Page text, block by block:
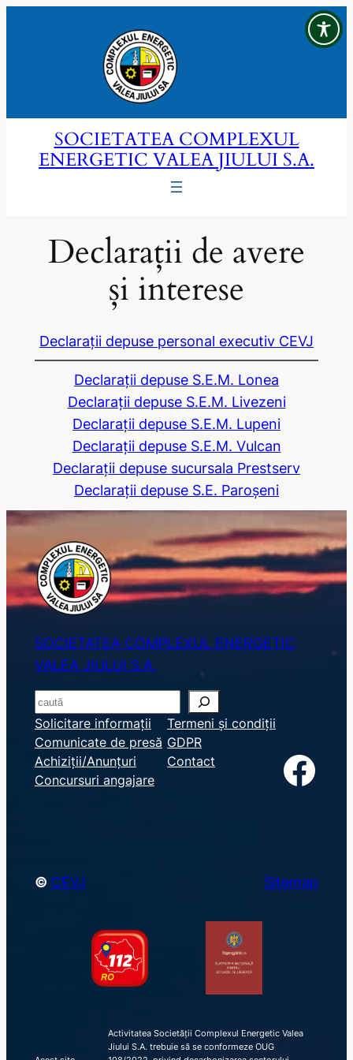
SOCIETATEA COMPLEXUL
ENERGETIC VALEA JIULUI S.A.
Declarații de avere
și interese
Declarații depuse personal executiv CEVJ
Declarații depuse S.E.M. Lonea
Declarații depuse S.E.M. Livezeni
Declarații depuse S.E.M. Lupeni
Declarații depuse S.E.M. Vulcan
Declarații depuse sucursala Prestserv
Declarații depuse S.E. Paroșeni
SOCIETATEA COMPLEXUL ENERGETIC
VALEA JIULUI S.A.
S
e
a
r
c
Solicitare informații
Comunicate de presă
Achiziții/Anunțuri
Concursuri angajare
Termeni și condiții
GDPR
Contact
Facebook
© CEVJ Sitemap
Activitatea Societății Complexul Energetic Valea
Jiului S.A. trebuie să se conformeze OUG